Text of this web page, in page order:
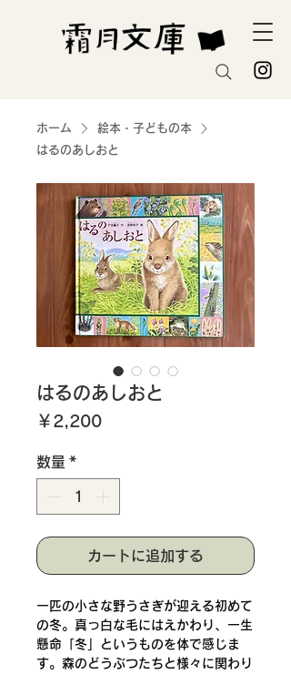
ホーム
絵本・子どもの本
はるのあしおと
はるのあしおと
￥2,200価
数量 *
カートに追加する
一匹の小さな野うさぎが迎える初めて
の冬。真っ白な毛にはえかわり、一生
懸命「冬」というものを体で感じま
す。森のどうぶつたちと様々に関わり